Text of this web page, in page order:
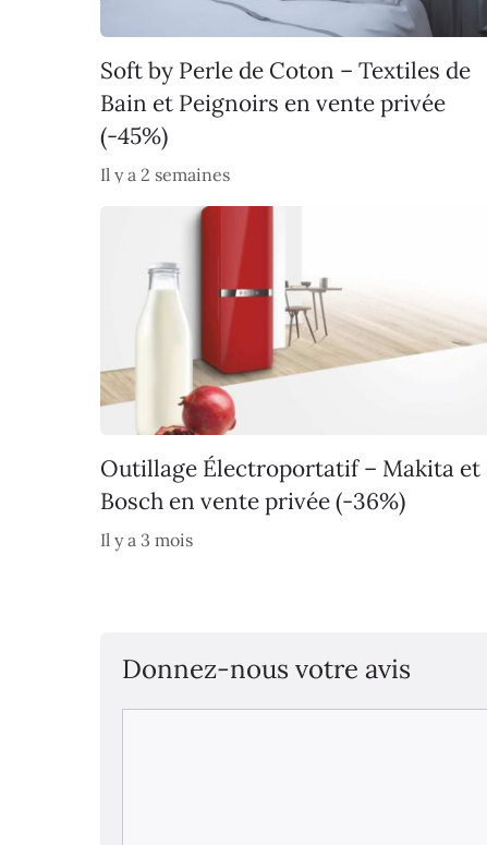
Soft by Perle de Coton – Textiles de
Bain et Peignoirs en vente privée
(-45%)
Il y a 2 semaines
Outillage Électroportatif – Makita et
Bosch en vente privée (-36%)
Il y a 3 mois
Donnez-nous votre avis